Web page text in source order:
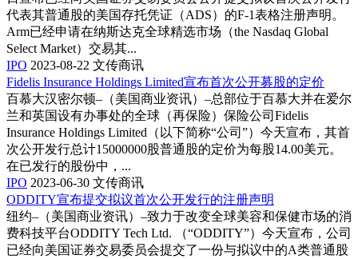
代表其普通股的美国存托凭证（ADS）的F-1表格注册声明。
Arm已经申请在纳斯达克全球精选市场（the Nasdaq Global
Select Market）交易其...
IPO 2023-08-22 文传商讯
Fidelis Insurance Holdings Limited宣布首次公开募股的定价
百慕大汉密尔顿–（美国商业资讯）–总部位于百慕大并在爱尔
兰和英国设有办事处的全球（再保险）保险公司Fidelis
Insurance Holdings Limited（以下简称“公司”）今天宣布，其首
次公开发行总计15000000股普通股的定价为每股14.00美元。
在已发行的股份中，...
IPO 2023-06-30 文传商讯
ODDITY宣布提交拟议首次公开发行的注册声明
纽约–（美国商业资讯）–致力于改变全球美容和保健市场的消
费科技平台ODDITY Tech Ltd. （“ODDITY”）今天宣布，公司
已经向美国证券交易委员会提交了一份与拟议中的A类普通股